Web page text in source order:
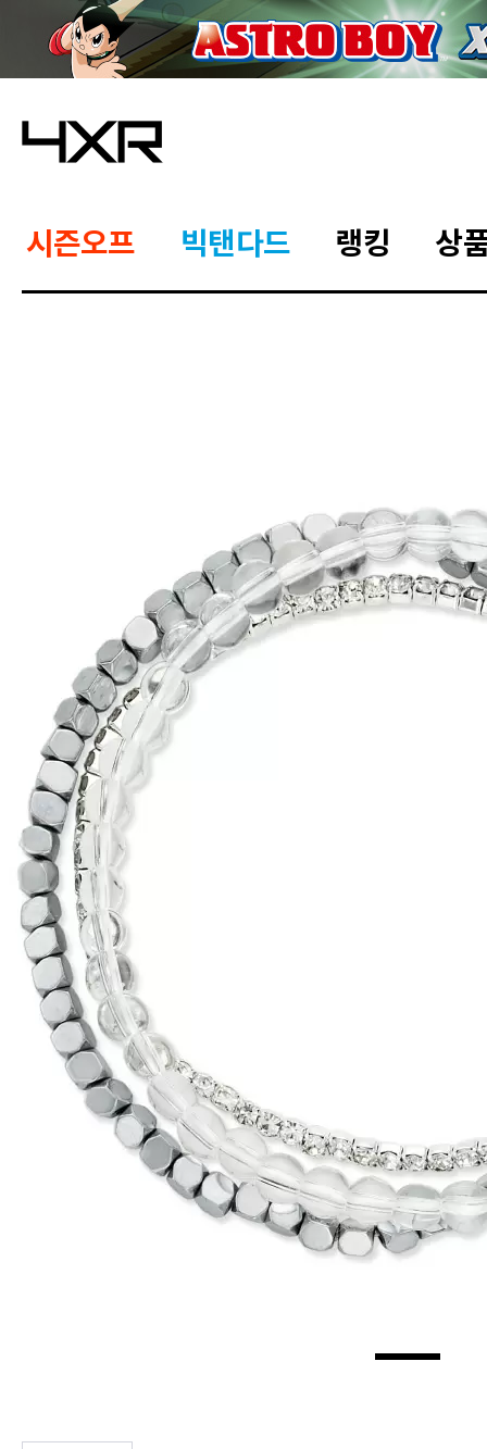
시즌오프 빅탠다드 랭킹 상